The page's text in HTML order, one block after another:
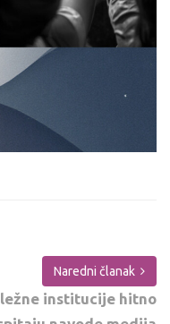
Naredni članak
institucije hitno